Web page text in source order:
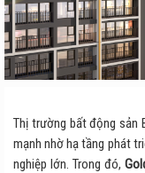
Thị trường bất động sản
mạnh nhờ hạ tầng phát
nghiệp lớn. Trong đó,